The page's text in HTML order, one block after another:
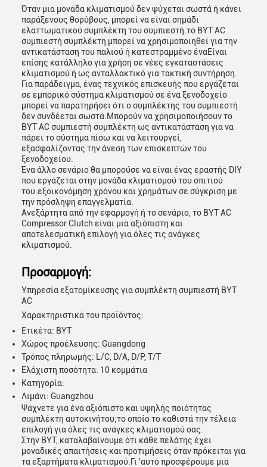
υποβολή
Όταν μια μονάδα κλιματισμού δεν ψύχεται σωστά ή κάνει
παράξενους θορύβους, μπορεί να είναι σημάδι
ελαττωματικού συμπλέκτη του συμπιεστή.το BYT AC
συμπιεστή συμπλέκτη μπορεί να χρησιμοποιηθεί για την
αντικατάσταση του παλιού ή κατεστραμμένο έναΕίναι
επίσης κατάλληλο για χρήση σε νέες εγκαταστάσεις
κλιματισμού ή ως ανταλλακτικό για τακτική συντήρηση.
Για παράδειγμα, ένας τεχνικός επισκευής που εργάζεται
σε εμπορικό σύστημα κλιματισμού σε ένα ξενοδοχείο
μπορεί να παρατηρήσει ότι ο συμπλέκτης του συμπιεστή
δεν συνδέεται σωστά.Μπορούν να χρησιμοποιήσουν το
BYT AC συμπιεστή συμπλέκτη ως αντικατάσταση για να
πάρει το σύστημα πίσω και να λειτουργεί,
εξασφαλίζοντας την άνεση των επισκεπτών του
ξενοδοχείου.
Ένα άλλο σενάριο θα μπορούσε να είναι ένας εραστής DIY
που εργάζεται στην μονάδα κλιματισμού του σπιτιού
του.εξοικονόμηση χρόνου και χρημάτων σε σύγκριση με
την πρόσληψη επαγγελματία.
Ανεξάρτητα από την εφαρμογή ή το σενάριο, το BYT AC
Compressor Clutch είναι μια αξιόπιστη και
αποτελεσματική επιλογή για όλες τις ανάγκες
κλιματισμού.
Προσαρμογή:
Υπηρεσία εξατομίκευσης για συμπλέκτη συμπιεστή BYT
AC
Χαρακτηριστικά του προϊόντος:
Ετικέτα: BYT
Χώρος προέλευσης: Guangdong
Τρόπος πληρωμής: L/C, D/A, D/P, T/T
Ελάχιστη ποσότητα: 10 κομμάτια
Κατηγορία:
Λιμάνι: Guangzhou
Ψάχνετε για ένα αξιόπιστο και υψηλής ποιότητας
συμπλέκτη αυτοκινήτου;το οποίο το καθιστά την τέλεια
επιλογή για όλες τις ανάγκες κλιματισμού σας.
Στην BYT, καταλαβαίνουμε ότι κάθε πελάτης έχει
μοναδικές απαιτήσεις και προτιμήσεις όταν πρόκειται για
τα εξαρτήματα κλιματισμού.Γι 'αυτό προσφέρουμε μια